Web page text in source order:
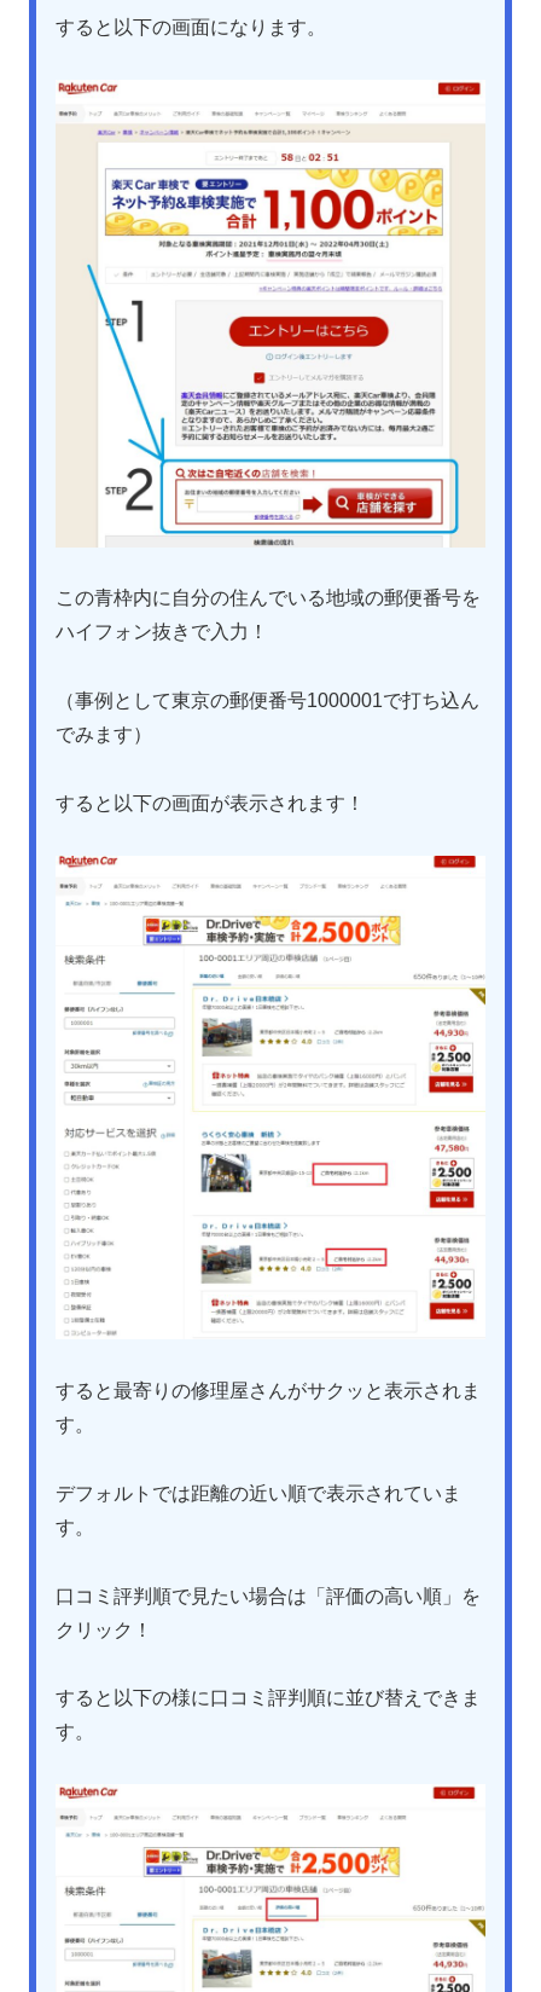
すると以下の画面になります。
この青枠内に自分の住んでいる地域の郵便番号を
ハイフォン抜きで入力！
（事例として東京の郵便番号1000001で打ち込ん
でみます）
すると以下の画面が表示されます！
すると最寄りの修理屋さんがサクッと表示されま
す。
デフォルトでは距離の近い順で表示されていま
す。
口コミ評判順で見たい場合は「評価の高い順」を
クリック！
すると以下の様に口コミ評判順に並び替えできま
す。